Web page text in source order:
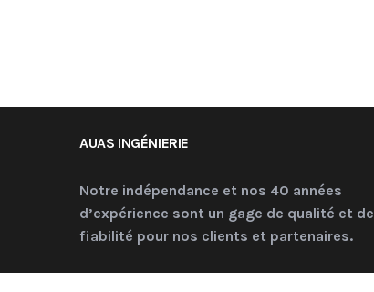
AUAS INGÉNIERIE
Notre indépendance et nos 40 années
d’expérience sont un gage de qualité et de
fiabilité pour nos clients et partenaires.